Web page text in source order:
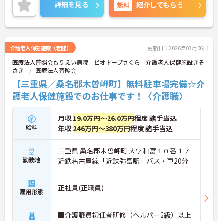
詳細を見る 無料 紹介してもらう
介護老人保健施設（老健） 更新日：2026年03月06日
医療法人普照会もりえい病院 ビオトープさくら 介護老人保健施設きそ
さき
医療法人普照会
【三重県／桑名郡木曽岬町】無料駐車場完備☆介
護老人保健施設でのお仕事です！〈介護職〉
給料
月収 19.0万円～26.0万円程度 諸手当込
年収 246万円～380万円程度 諸手当込
勤務地
三重県 桑名郡木曽岬町 大字和富１０番１７
近鉄名古屋線「近鉄弥富駅」バス・車20分
雇用形態 正社員(正職員)
■介護職員初任者研修（ヘルパー2級）以上